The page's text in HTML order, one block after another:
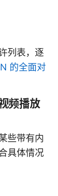
列表，逐
的全面对
频播放
些带有内
具体情况